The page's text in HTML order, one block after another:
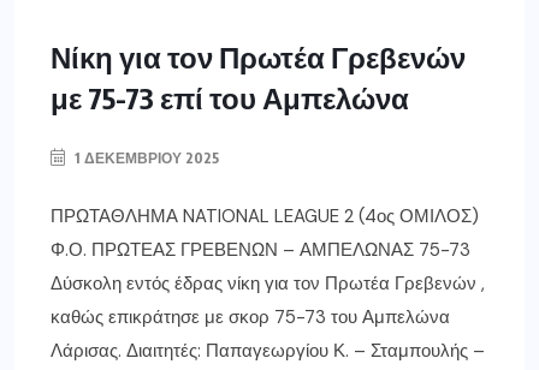
Νίκη για τον Πρωτέα Γρεβενών
με 75-73 επί του Αμπελώνα
1 ΔΕΚΕΜΒΡΊΟΥ 2025
ΠΡΩΤΑΘΛΗΜΑ NATIONAL LEAGUE 2 (4ος ΟΜΙΛΟΣ)
Φ.Ο. ΠΡΩΤΕΑΣ ΓΡΕΒΕΝΩΝ – ΑΜΠΕΛΩΝΑΣ 75-73
Δύσκολη εντός έδρας νίκη για τον Πρωτέα Γρεβενών ,
καθώς επικράτησε με σκορ 75-73 του Αμπελώνα
Λάρισας. Διαιτητές: Παπαγεωργίου Κ. – Σταμπουλής –